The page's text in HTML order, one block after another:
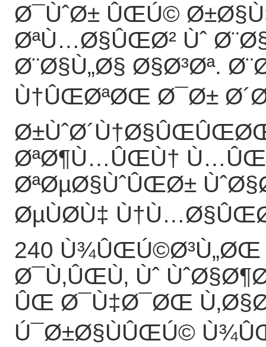
Ø¯ÙˆØ± ÛŒÚ©
ØªÙ…Ø§ÛŒØ² Ùˆ
Ø¨Ø§Ù„Ø§ Ø§Ø³Øª.
Ù†ÛŒØªØŒ Ø¯Ø±
ØªØ¶Ù…ÛŒÙ† Ù…ÛŒ
ØªØµØ§ÙˆÛŒØ±
ØµÙØ­Ù‡
240
Ø¯Ù‚ÛŒÙ‚ Ùˆ
ÛŒ Ø¯Ù‡Ø¯ØŒ
Ú¯Ø±Ø§ÙÛŒÚ©